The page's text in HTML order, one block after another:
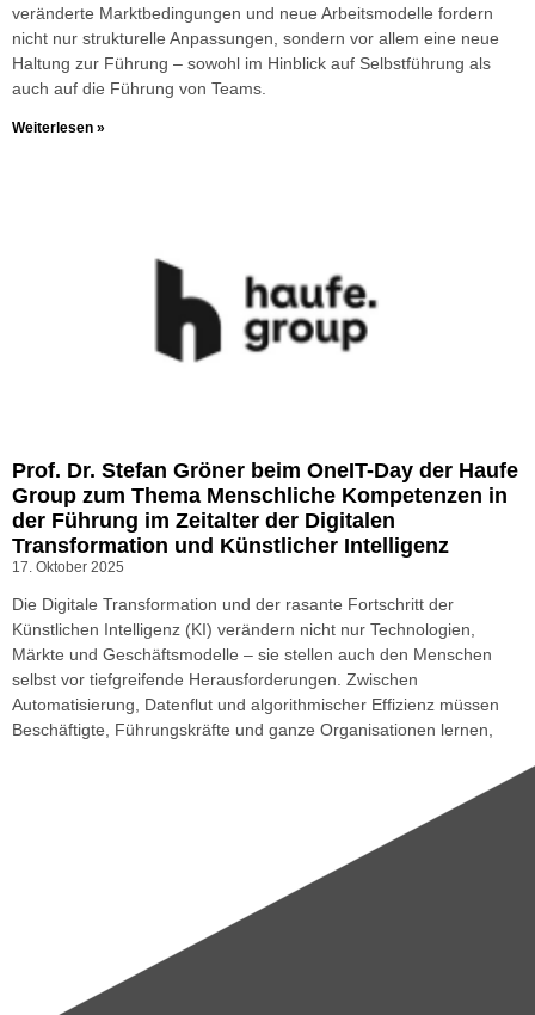
veränderte Marktbedingungen und neue Arbeitsmodelle fordern
nicht nur strukturelle Anpassungen, sondern vor allem eine neue
Haltung zur Führung – sowohl im Hinblick auf Selbstführung als
auch auf die Führung von Teams.
Weiterlesen »
Prof. Dr. Stefan Gröner beim OneIT-Day der Haufe
Group zum Thema Menschliche Kompetenzen in
der Führung im Zeitalter der Digitalen
Transformation und Künstlicher Intelligenz
17. Oktober 2025
Die Digitale Transformation und der rasante Fortschritt der
Künstlichen Intelligenz (KI) verändern nicht nur Technologien,
Märkte und Geschäftsmodelle – sie stellen auch den Menschen
selbst vor tiefgreifende Herausforderungen. Zwischen
Automatisierung, Datenflut und algorithmischer Effizienz müssen
Beschäftigte, Führungskräfte und ganze Organisationen lernen,